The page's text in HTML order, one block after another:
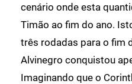
cenário onde esta
Timão ao fim do ano.
três rodadas para o fim
Alvinegro conquistou
Imaginando que o